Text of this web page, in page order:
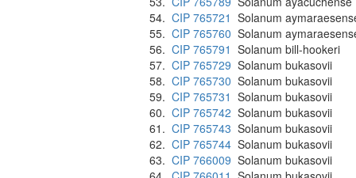
54. CIP 765721 Solanum
55. CIP 765760 Solanum
56. CIP 765791 Solanum bill-hookeri
57. CIP 765729 Solanum bukasovii
58. CIP 765730 Solanum bukasovii
59. CIP 765731 Solanum bukasovii
60. CIP 765742 Solanum bukasovii
61. CIP 765743 Solanum bukasovii
62. CIP 765744 Solanum bukasovii
63. CIP 766009 Solanum bukasovii